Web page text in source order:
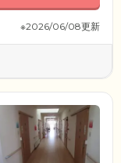
※2026/06/08更新